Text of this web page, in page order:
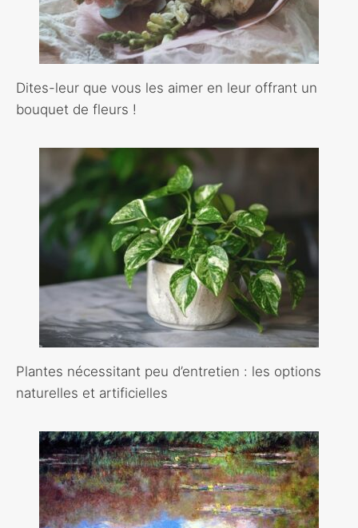
Dites-leur que vous les aimer en leur offrant un
bouquet de fleurs !
Plantes nécessitant peu d’entretien : les options
naturelles et artificielles